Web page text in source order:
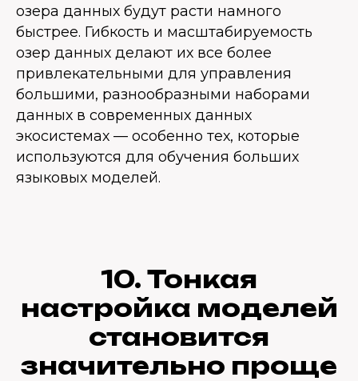
озера данных будут расти намного
быстрее. Гибкость и масштабируемость
озер данных делают их все более
привлекательными для управления
большими, разнообразными наборами
данных в современных данных
экосистемах — особенно тех, которые
используются для обучения больших
языковых моделей.
10. Тонкая
настройка моделей
становится
значительно проще